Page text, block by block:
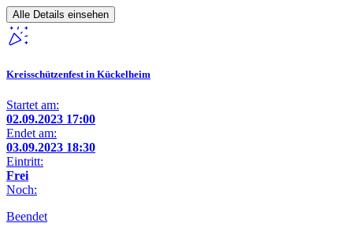
Alle Details einsehen
Kreisschützenfest in Kückelheim
Startet am:
02.09.2023 17:00
Endet am:
03.09.2023 18:30
Eintritt:
Frei
Noch:
Beendet